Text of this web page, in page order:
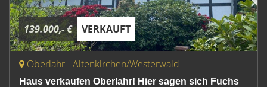
139.000,- € VERKAUFT
Oberlahr - Altenkirchen/Westerwald
Haus verkaufen Oberlahr! Hier sagen sich Fuchs